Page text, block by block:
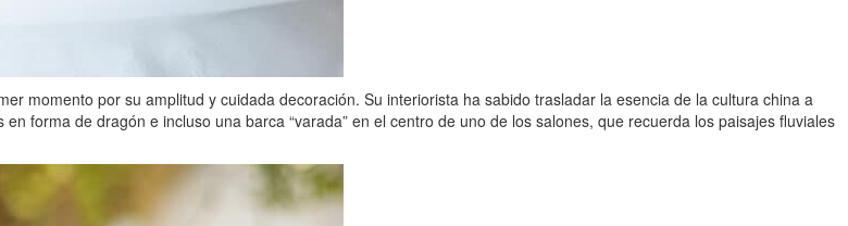
momento por su amplitud y cuidada decoración. Su interiorista ha sabido trasladar la esencia de la cultura china a
forma de dragón e incluso una barca “varada” en el centro de uno de los salones, que recuerda los paisajes fluviales